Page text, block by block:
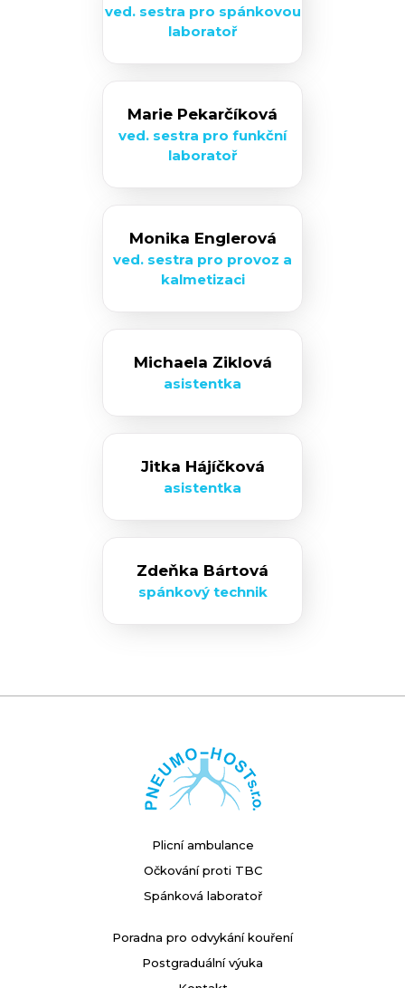
ved. sestra pro spánkovou
laboratoř
Marie Pekarčíková
ved. sestra pro funkční
laboratoř
Monika Englerová
ved. sestra pro provoz a
kalmetizaci
Michaela Ziklová
asistentka
Jitka Hájíčková
asistentka
Zdeňka Bártová
spánkový technik
Plicní ambulance
Očkování proti TBC
Spánková laboratoř
Poradna pro odvykání kouření
Postgraduální výuka